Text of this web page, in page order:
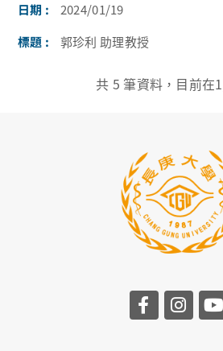
2024/01/19
郭珍利 助理教授
共 5 筆資料，目前在1